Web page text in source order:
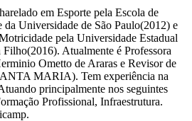
em Esporte pela Escola de
da Universidade de São Paulo(2012) e
pela Universidade Estadual
Atualmente é Professora
Ometto de Araras e Revisor de
MARIA). Tem experiência na
principalmente nos seguintes
Profissional, Infraestrutura.